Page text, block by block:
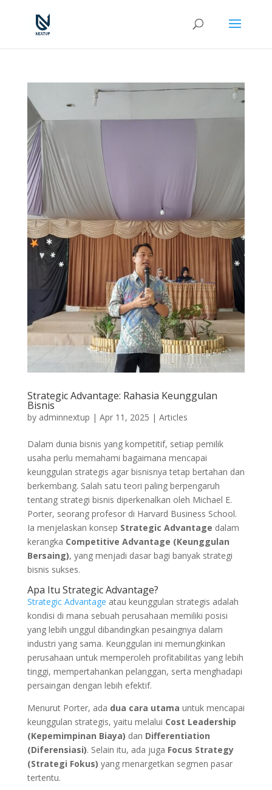
Strategic Advantage: Rahasia Keunggulan
Bisnis
by adminnextup | Apr 11, 2025 | Articles
Dalam dunia bisnis yang kompetitif, setiap pemilik
usaha perlu memahami bagaimana mencapai
keunggulan strategis agar bisnisnya tetap bertahan dan
berkembang. Salah satu teori paling berpengaruh
tentang strategi bisnis diperkenalkan oleh Michael E.
Porter, seorang profesor di Harvard Business School.
Ia menjelaskan konsep Strategic Advantage dalam
kerangka Competitive Advantage (Keunggulan
Bersaing), yang menjadi dasar bagi banyak strategi
bisnis sukses.
Apa Itu Strategic Advantage?
Strategic Advantage atau keunggulan strategis adalah
kondisi di mana sebuah perusahaan memiliki posisi
yang lebih unggul dibandingkan pesaingnya dalam
industri yang sama. Keunggulan ini memungkinkan
perusahaan untuk memperoleh profitabilitas yang lebih
tinggi, mempertahankan pelanggan, serta menghadapi
persaingan dengan lebih efektif.
Menurut Porter, ada dua cara utama untuk mencapai
keunggulan strategis, yaitu melalui Cost Leadership
(Kepemimpinan Biaya) dan Differentiation
(Diferensiasi). Selain itu, ada juga Focus Strategy
(Strategi Fokus) yang menargetkan segmen pasar
tertentu.